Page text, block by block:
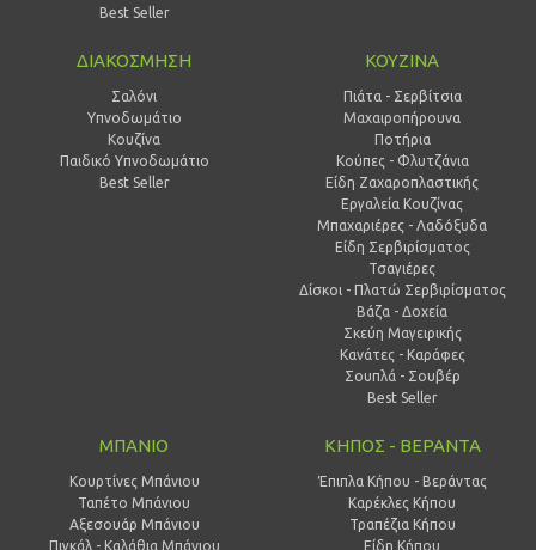
Best Seller
ΔΙΑΚΟΣΜΗΣΗ
Σαλόνι
Υπνοδωμάτιο
Κουζίνα
Παιδικό Υπνοδωμάτιο
Best Seller
ΚΟΥΖΙΝΑ
Πιάτα - Σερβίτσια
Μαχαιροπήρουνα
Ποτήρια
Κούπες - Φλυτζάνια
Είδη Ζαχαροπλαστικής
Εργαλεία Κουζίνας
Μπαχαριέρες - Λαδόξυδα
Είδη Σερβιρίσματος
Τσαγιέρες
Δίσκοι - Πλατώ Σερβιρίσματος
Βάζα - Δοχεία
Σκεύη Μαγειρικής
Κανάτες - Καράφες
Σουπλά - Σουβέρ
Best Seller
ΜΠΑΝΙΟ
Κουρτίνες Μπάνιου
Ταπέτο Μπάνιου
Αξεσουάρ Μπάνιου
Πιγκάλ - Καλάθια Μπάνιου
ΚΗΠΟΣ - ΒΕΡΑΝΤΑ
Έπιπλα Κήπου - Βεράντας
Καρέκλες Κήπου
Τραπέζια Κήπου
Είδη Κήπου